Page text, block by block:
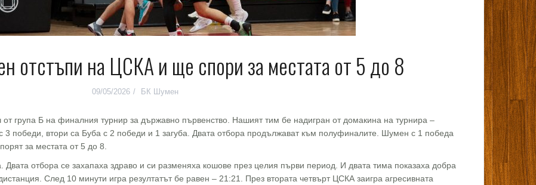
отстъпи на ЦСКА и ще спори за местата от 5 до 8
09/05/2026 БК Шумен
група Б на финалния турнир за държавно първенство. Нашият тим бе надигран от домакина на турнира –
3 победи, втори са Буба с 2 победи и 1 загуба. Двата отбора продължават към полуфиналите. Шумен с 1 победа
за местата от 5 до 8.
Двата отбора се захапаха здраво и си разменяха кошове през целия първи период. И двата тима показаха добра
След 10 минути игра резултатът бе равен – 21:21. През втората четвърт ЦСКА заигра агресивната